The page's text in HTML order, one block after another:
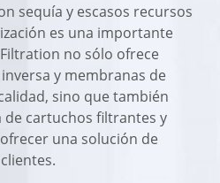
sequía y escasos recursos
es una importante
no sólo ofrece
y membranas de
sino que también
de cartuchos filtrantes y
una solución de